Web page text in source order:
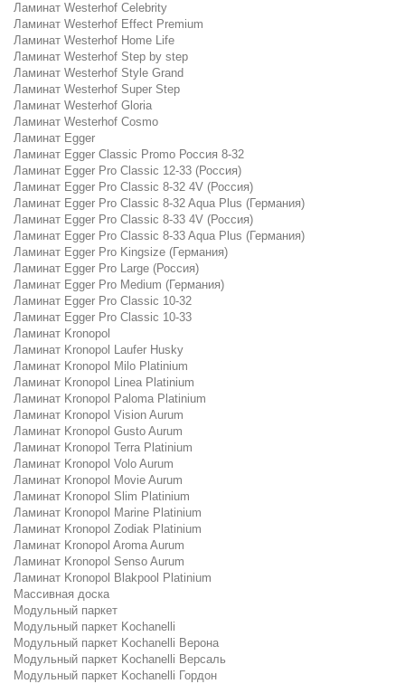
Ламинат Westerhof Celebrity
Ламинат Westerhof Effect Premium
Ламинат Westerhof Home Life
Ламинат Westerhof Step by step
Ламинат Westerhof Style Grand
Ламинат Westerhof Super Step
Ламинат Westerhof Gloria
Ламинат Westerhof Cosmo
Ламинат Egger
Ламинат Egger Classic Promo Россия 8-32
Ламинат Egger Pro Classic 12-33 (Россия)
Ламинат Egger Pro Classic 8-32 4V (Россия)
Ламинат Egger Pro Classic 8-32 Aqua Plus (Германия)
Ламинат Egger Pro Classic 8-33 4V (Россия)
Ламинат Egger Pro Classic 8-33 Aqua Plus (Германия)
Ламинат Egger Pro Kingsize (Германия)
Ламинат Egger Pro Large (Россия)
Ламинат Egger Pro Medium (Германия)
Ламинат Egger Pro Classic 10-32
Ламинат Egger Pro Classic 10-33
Ламинат Kronopol
Ламинат Kronopol Laufer Husky
Ламинат Kronopol Milo Platinium
Ламинат Kronopol Linea Platinium
Ламинат Kronopol Paloma Platinium
Ламинат Kronopol Vision Aurum
Ламинат Kronopol Gusto Aurum
Ламинат Kronopol Terra Platinium
Ламинат Kronopol Volo Aurum
Ламинат Kronopol Movie Aurum
Ламинат Kronopol Slim Platinium
Ламинат Kronopol Marine Platinium
Ламинат Kronopol Zodiak Platinium
Ламинат Kronopol Aroma Aurum
Ламинат Kronopol Senso Aurum
Ламинат Kronopol Blakpool Platinium
Массивная доска
Модульный паркет
Модульный паркет Kochanelli
Модульный паркет Kochanelli Верона
Модульный паркет Kochanelli Версаль
Модульный паркет Kochanelli Гордон